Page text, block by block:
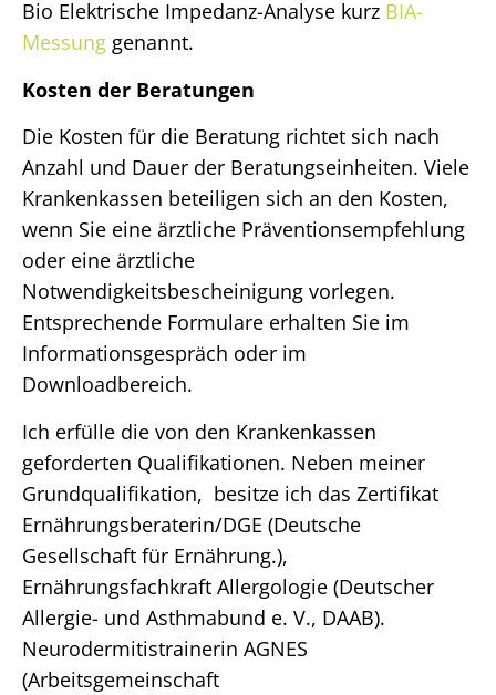
Bio Elektrische Impedanz-Analyse kurz BIA-
Messung genannt.
Kosten der Beratungen
Die Kosten für die Beratung richtet sich nach
Anzahl und Dauer der Beratungseinheiten. Viele
Krankenkassen beteiligen sich an den Kosten,
wenn Sie eine ärztliche Präventionsempfehlung
oder eine ärztliche
Notwendigkeitsbescheinigung vorlegen.
Entsprechende Formulare erhalten Sie im
Informationsgespräch oder im
Downloadbereich.
Ich erfülle die von den Krankenkassen
geforderten Qualifikationen. Neben meiner
Grundqualifikation, besitze ich das Zertifikat
Ernährungsberaterin/DGE (Deutsche
Gesellschaft für Ernährung.),
Ernährungsfachkraft Allergologie (Deutscher
Allergie- und Asthmabund e. V., DAAB).
Neurodermitistrainerin AGNES
(Arbeitsgemeinschaft